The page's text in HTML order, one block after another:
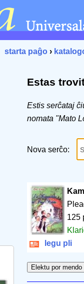
starta paĝo ›
Estas
Estis serĉataj
nomata "Mato
Nova serĉo:
125
legu pli